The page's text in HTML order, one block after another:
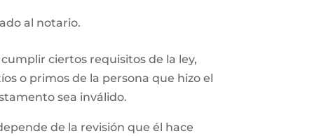
al notario.
ciertos requisitos de la ley,
o primos de la persona que hizo el
sea inválido.
de la revisión que él hace